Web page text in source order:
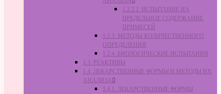
1.2.2.2. ИСПЫТАНИЕ НА
ПРЕДЕЛЬНОЕ СОДЕРЖАНИЕ
ПРИМЕСЕЙ
1.2.3. МЕТОДЫ КОЛИЧЕСТВЕННОГО
ОПРЕДЕЛЕНИЯ
1.2.4. БИОЛОГИЧЕСКИЕ ИСПЫТАНИЯ
1.3. РЕАКТИВЫ
1.4. ЛЕКАРСТВЕННЫЕ ФОРМЫ И МЕТОДЫ ИХ
АНАЛИЗА
1.4.1. ЛЕКАРСТВЕННЫЕ ФОРМЫ